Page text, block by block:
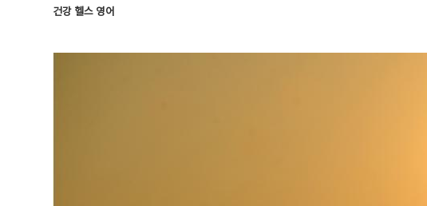
건강 헬스 영어